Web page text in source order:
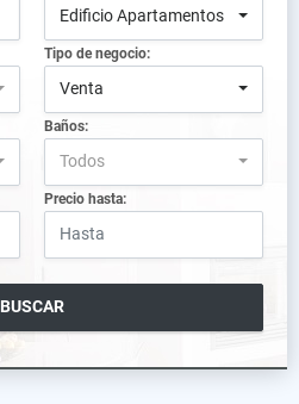
Edificio Apartamentos
Tipo de negocio:
Venta
Baños:
Todos
Precio hasta:
BUSCAR